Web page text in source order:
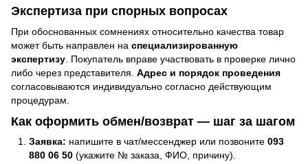
Экспертиза при спорных вопросах
При обоснованных сомнениях относительно качества товар
может быть направлен на специализированную
экспертизу . Покупатель вправе участвовать в проверке лично
либо через представителя. Адрес и порядок проведения
согласовываются индивидуально согласно действующим
процедурам.
Как оформить обмен/возврат — шаг за шагом
Заявка: напишите в чат/мессенджер или позвоните 093
880 06 50 (укажите № заказа, ФИО, причину).